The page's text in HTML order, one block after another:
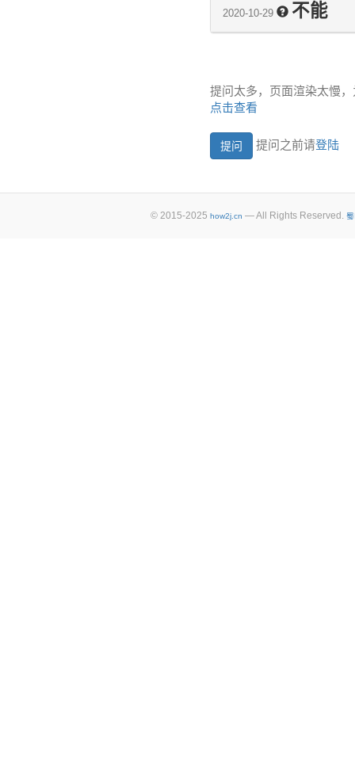
2020-10-29 不能
提问太多，页面渲染太慢
点击查看
提问之前请登陆
© 2015-2025 how2j.cn — All Rights Reserved.